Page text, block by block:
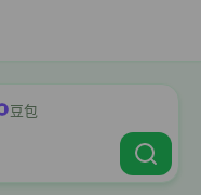
豆包